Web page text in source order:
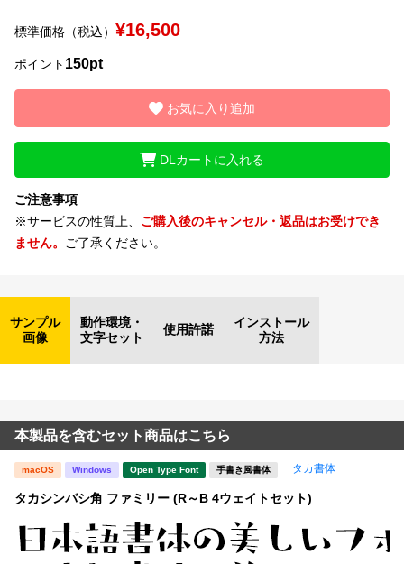
標準価格（税込） ¥16,500
ポイント 150pt
お気に入り追加
DLカートに入れる
ご注意事項
※サービスの性質上、 ご購入後のキャンセル・返品はお受けでき
ません。
ご了承ください。
サンプル
画像
動作環境・
文字セット
使用許諾
インストール
方法
本製品を含むセット商品はこちら
macOS Windows Open Type Font 手書き風書体 タカ書体
タカシンバシ角 ファミリー (R～B 4ウェイトセット)